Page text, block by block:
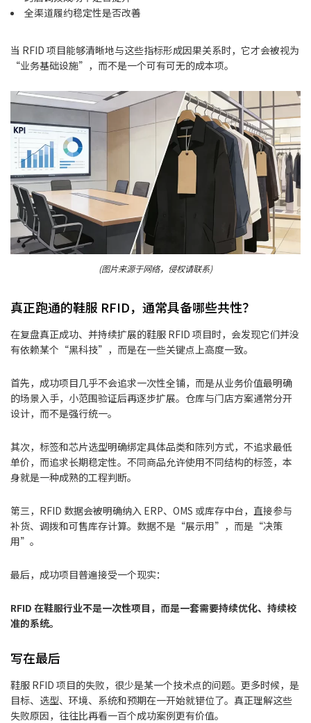
全渠道履约稳定性是否改善
当 RFID 项目能够清晰地与这些指标形成因果关系时，它才会被视为
“业务基础设施”，而不是一个可有可无的成本项。
(图片来源于网络，侵权请联系)
真正跑通的鞋服 RFID，通常具备哪些共性？
在复盘真正成功、并持续扩展的鞋服 RFID 项目时，会发现它们并没
有依赖某个“黑科技”，而是在一些关键点上高度一致。
首先，成功项目几乎不会追求一次性全铺，而是从业务价值最明确
的场景入手，小范围验证后再逐步扩展。仓库与门店方案通常分开
设计，而不是强行统一。
其次，标签和芯片选型明确绑定具体品类和陈列方式，不追求最低
单价，而追求长期稳定性。不同商品允许使用不同结构的标签，本
身就是一种成熟的工程判断。
第三，RFID 数据会被明确纳入 ERP、OMS 或库存中台，直接参与
补货、调拨和可售库存计算。数据不是“展示用”，而是“决策
用”。
最后，成功项目普遍接受一个现实：
RFID 在鞋服行业不是一次性项目，而是一套需要持续优化、持续校
准的系统。
写在最后
鞋服 RFID 项目的失败，很少是某一个技术点的问题。更多时候，是
目标、选型、环境、系统和预期在一开始就错位了。真正理解这些
失败原因，往往比再看一百个成功案例更有价值。